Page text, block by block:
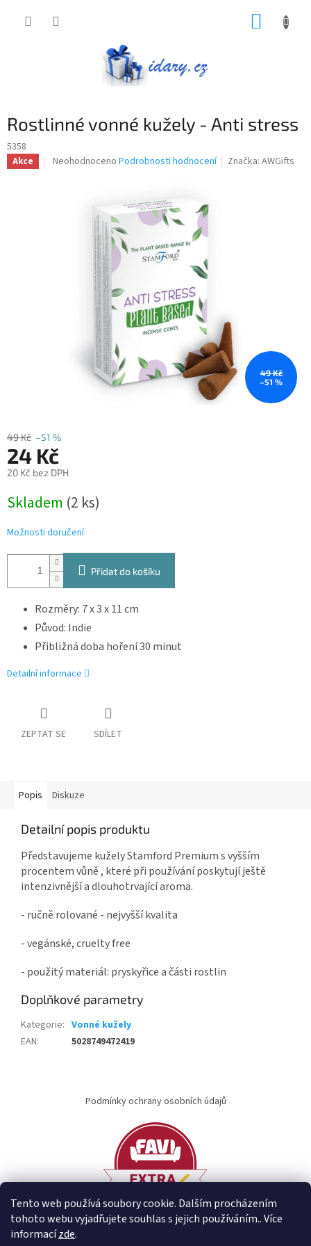
Tento web používá soubory cookie. Dalším procházením
tohoto webu vyjadřujete souhlas s jejich používáním.. Více
informacízde.
Rostlinné vonné kužely - Anti stress
5358
Akce
Průměrné
hvězdiček.
Neohodnoceno Podrobnosti hodnocení Značka:AWGifts
49 Kč
–51 %
49 Kč –51 %
24 Kč
20 Kč bez DPH
cena:
Skladem (2 ks)
Možnosti doručení
Přidat do košíku
Rozměry: 7 x 3 x 11 cm
Původ: Indie
Přibližná doba hoření 30 minut
Detailní informace
ZEPTAT SE SDÍLET
Popis Diskuze
Detailní popis produktu
Představujeme kužely Stamford Premium s vyšším
procentem vůně , které při používání poskytují ještě
intenzivnější a dlouhotrvající aroma.
- ručně rolované - nejvyšší kvalita
- vegánské, cruelty free
- použitý materiál: pryskyřice a části rostlin
Doplňkové parametry
Kategorie: Vonné kužely
EAN: 5028749472419
Podmínky ochrany osobních údajů